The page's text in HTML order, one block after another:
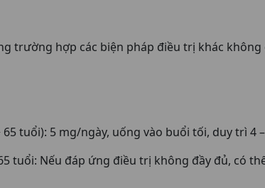
trường hợp các biện pháp điều trị khác không
tuổi): 5 mg/ngày, uống vào buổi tối, duy trì 4
tuổi: Nếu đáp ứng điều trị không đầy đủ, có